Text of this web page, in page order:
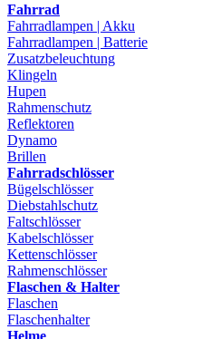
Fahrrad
Fahrradlampen | Akku
Fahrradlampen | Batterie
Zusatzbeleuchtung
Klingeln
Hupen
Rahmenschutz
Reflektoren
Dynamo
Brillen
Fahrradschlösser
Bügelschlösser
Diebstahlschutz
Faltschlösser
Kabelschlösser
Kettenschlösser
Rahmenschlösser
Flaschen & Halter
Flaschen
Flaschenhalter
Helme